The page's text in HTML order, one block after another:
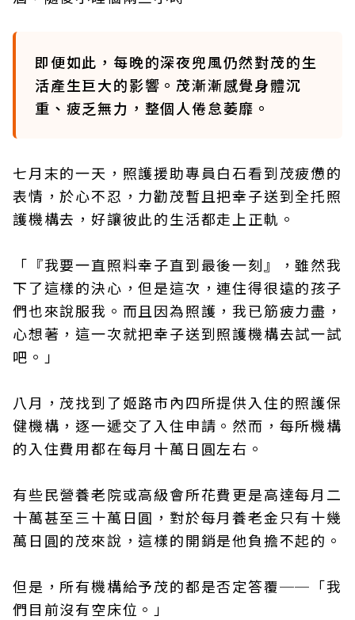
即便如此，每晚的深夜兜風仍然對茂的生
活產生巨大的影響。茂漸漸感覺身體沉
重、疲乏無力，整個人倦怠萎靡。
七月末的一天，照護援助專員白石看到茂疲憊的
表情，於心不忍，力勸茂暫且把幸子送到全托照
護機構去，好讓彼此的生活都走上正軌。
「『我要一直照料幸子直到最後一刻』，雖然我
下了這樣的決心，但是這次，連住得很遠的孩子
們也來說服我。而且因為照護，我已筋疲力盡，
心想著，這一次就把幸子送到照護機構去試一試
吧。」
八月，茂找到了姬路市內四所提供入住的照護保
健機構，逐一遞交了入住申請。然而，每所機構
的入住費用都在每月十萬日圓左右。
有些民營養老院或高級會所花費更是高達每月二
十萬甚至三十萬日圓，對於每月養老金只有十幾
萬日圓的茂來說，這樣的開銷是他負擔不起的。
但是，所有機構給予茂的都是否定答覆──「我
們目前沒有空床位。」